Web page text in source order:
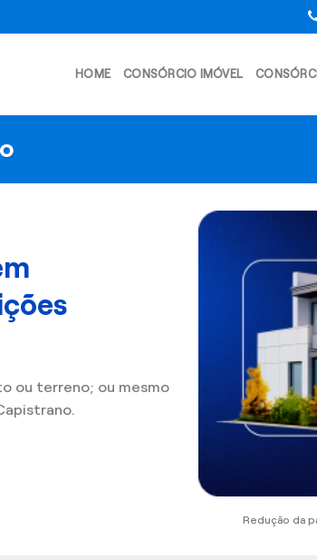
HOME CONSÓRCIO IMÓVEL
ou terreno; ou mesmo
Redução da